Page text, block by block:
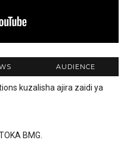
AUDIENCE
kuzalisha ajira zaidi ya
BMG.